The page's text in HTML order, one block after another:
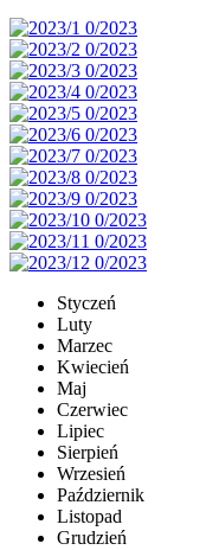
Styczeń
Luty
Marzec
Kwiecień
Maj
Czerwiec
Lipiec
Sierpień
Wrzesień
Październik
Listopad
Grudzień